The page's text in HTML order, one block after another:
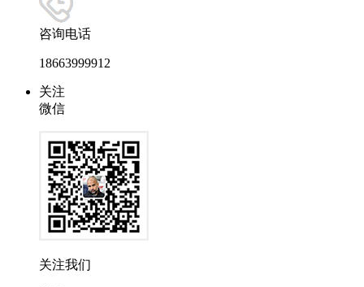
咨询电话
18663999912
关注
微信
关注我们